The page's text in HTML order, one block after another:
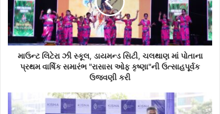
l
a
d
s
માઉન્ટ લિટેરા ઝી સ્કૂલ, ડાયમન્ડ સિટી, ચલથાણ માં પોતાના
પ્રથમ વાર્ષિક સમારંભ "રાસાસ ઓફ કૃષ્ણા"ની ઉત્સાહપૂર્વક
ઉજવણી કરી